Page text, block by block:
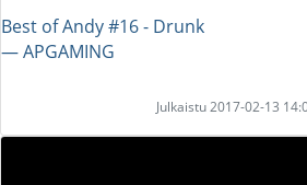
Best of Andy #16 - Drunk
― APGAMING
Julkaistu 2017-02-13